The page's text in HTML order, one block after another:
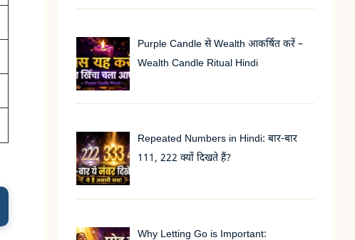
Purple Candle से Wealth आकर्षित करें –
Wealth Candle Ritual Hindi
Repeated Numbers in Hindi: बार-बार
111, 222 क्यों दिखते हैं?
Why Letting Go is Important: